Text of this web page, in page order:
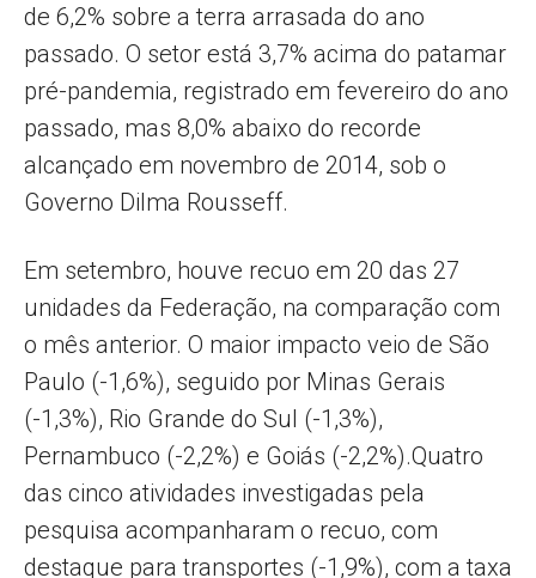
de 6,2% sobre a terra arrasada do ano
passado. O setor está 3,7% acima do patamar
pré-pandemia, registrado em fevereiro do ano
passado, mas 8,0% abaixo do recorde
alcançado em novembro de 2014, sob o
Governo Dilma Rousseff.
Em setembro, houve recuo em 20 das 27
unidades da Federação, na comparação com
o mês anterior. O maior impacto veio de São
Paulo (-1,6%), seguido por Minas Gerais
(-1,3%), Rio Grande do Sul (-1,3%),
Pernambuco (-2,2%) e Goiás (-2,2%).Quatro
das cinco atividades investigadas pela
pesquisa acompanharam o recuo, com
destaque para transportes (-1,9%), com a taxa